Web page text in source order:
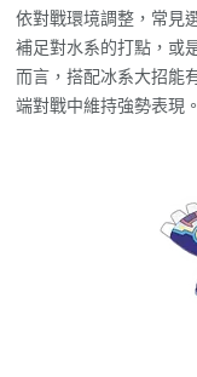
依對戰環境調整，常見
補足對水系的打點，或
而言，搭配冰系大招能
端對戰中維持強勢表現。